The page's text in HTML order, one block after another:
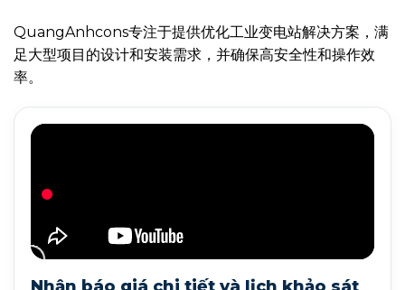
QuangAnhcons专注于提供优化工业变电站解决方案，满
足大型项目的设计和安装需求，并确保高安全性和操作效
率。